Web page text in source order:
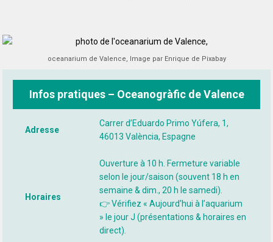
oceanarium de Valence, Image par Enrique de Pixabay
Infos pratiques – Oceanogràfic de Valence
Adresse
Carrer d’Eduardo Primo Yúfera, 1,
46013 València, Espagne
Horaires
Ouverture à 10 h. Fermeture variable
selon le jour/saison (souvent 18 h en
semaine & dim., 20 h le samedi).
👉 Vérifiez « Aujourd’hui à l’aquarium
» le jour J (présentations & horaires en
direct).